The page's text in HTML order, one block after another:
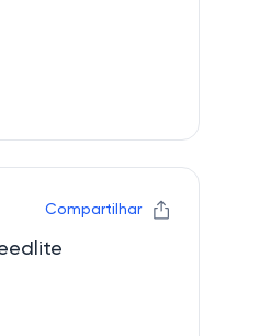
Compartilhar